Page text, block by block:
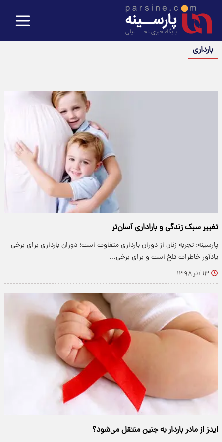
بارداری
تغییر سبک زندگی و باراداری آسان‌تر
پارسینه: تجربه زنان از دوران بارداری متفاوت است؛ دوران بارداری برای برخی
یادآور خاطرات تلخ است و برای برخی…
۱۳ آذر ۱۳۹۸
ایدز از مادر باردار به جنین منتقل می‌شود؟